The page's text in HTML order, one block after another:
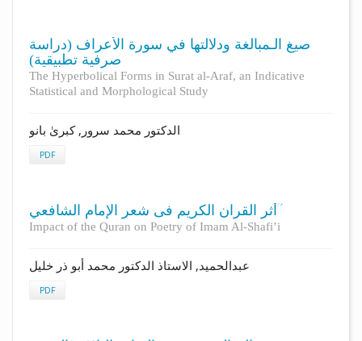
صيغ الـمبالغة ودلالتها في سورة الأعراف (دراسة
صرفية تطبيقية)
The Hyperbolical Forms in Surat al-Araf, an Indicative
Statistical and Morphological Study
الدكتور محمد سرور, کبریٰ بانو
PDF
أثر القرآن الکریم فی شعر الإمام الشافعي ؒ
Impact of the Quran on Poetry of Imam Al-Shafi’i
عبدالحمید, الاستاذ الدکتور محمد أبو ذر خلیل
PDF